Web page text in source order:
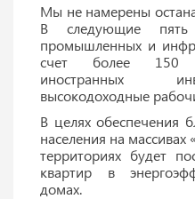
Мы не намерены
В следующие пять
промышленных и
счет более 150
иностранных
высокодоходные
В целях обеспечения
населения на массивах
территориях будет
квартир в
домах.